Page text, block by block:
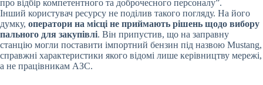
про відбір компетентного та доброчесного персоналу”.
Інший користувач ресурсу не поділив такого погляду. На його
думку, оператори на місці не приймають рішень щодо вибору
пального для закупівлі. Він припустив, що на заправну
станцію могли поставити імпортний бензин під назвою Mustang,
справжні характеристики якого відомі лише керівництву мережі,
а не працівникам АЗС.